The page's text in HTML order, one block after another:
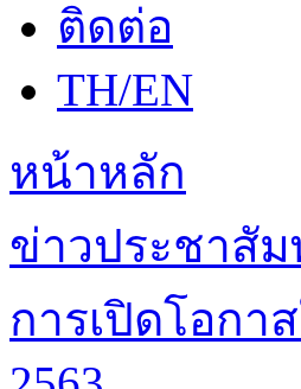
ติดต่อ
TH/EN
หน้าหลัก
ข่าวประชาสั
การเปิดโอกา